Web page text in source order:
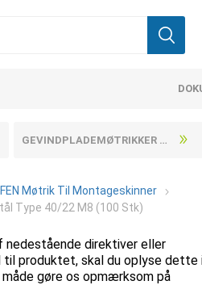
GEVINDPLADEMØTRIKKER ELFORZINKET STÅL TYPE 50/30 M10 (50 STK)
Møtrik Til Montageskinner
Type 40/22 M8 (100 Stk)
nedestående direktiver eller
til produktet, skal du oplyse dette
gøre os opmærksom på